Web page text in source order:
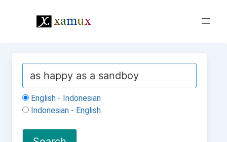
English - Indonesian
Indonesian - English